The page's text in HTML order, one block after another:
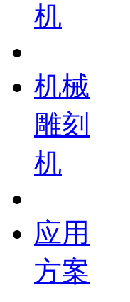
机
机械
雕刻
机
应用
方案